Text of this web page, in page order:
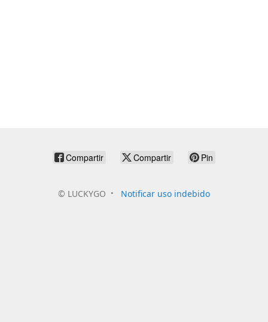
Compartir Compartir Pin
© LUCKYGO Notificar uso indebido